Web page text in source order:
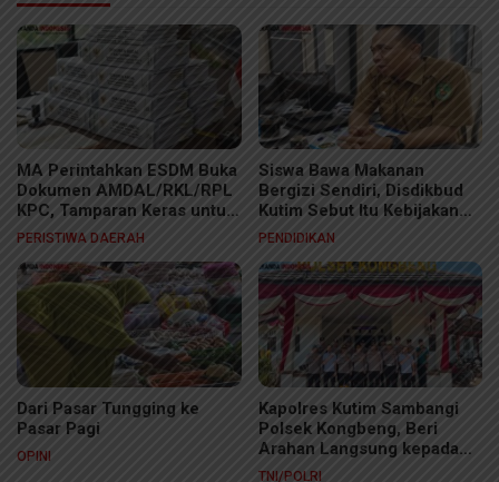
MA Perintahkan ESDM Buka
Dokumen AMDAL/RKL/RPL
KPC, Tamparan Keras untuk
Rezim Rahasiakan Dokumen
PERISTIWA DAERAH
Siswa Bawa Makanan
Bergizi Sendiri, Disdikbud
Kutim Sebut Itu Kebijakan
Sekolah
PENDIDIKAN
Dari Pasar Tungging ke
Pasar Pagi
OPINI
Kapolres Kutim Sambangi
Polsek Kongbeng, Beri
Arahan Langsung kepada
Personel
TNI/POLRI